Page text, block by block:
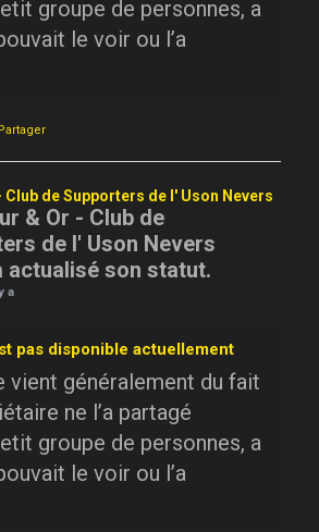
groupe de personnes, a
le voir ou l’a
Partager
Club de Supporters de l' Uson Nevers
& Or - Club de
de l' Uson Nevers
actualisé son statut.
a
pas disponible actuellement
vient généralement du fait
ne l’a partagé
groupe de personnes, a
le voir ou l’a